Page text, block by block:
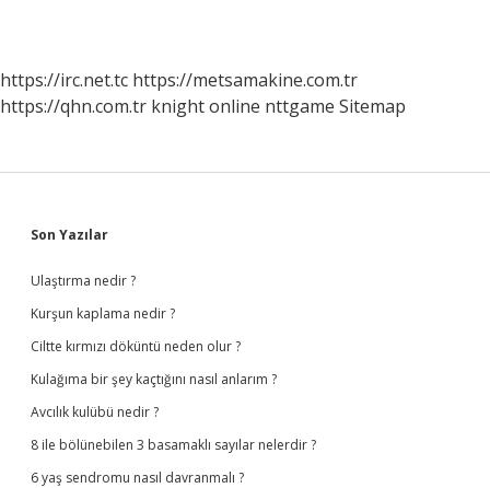
https://irc.net.tc https://metsamakine.com.tr
https://qhn.com.tr knight online nttgame Sitemap
Sidebar
Son Yazılar
Ulaştırma nedir ?
Kurşun kaplama nedir ?
Ciltte kırmızı döküntü neden olur ?
Kulağıma bir şey kaçtığını nasıl anlarım ?
Avcılık kulübü nedir ?
8 ile bölünebilen 3 basamaklı sayılar nelerdir ?
6 yaş sendromu nasıl davranmalı ?